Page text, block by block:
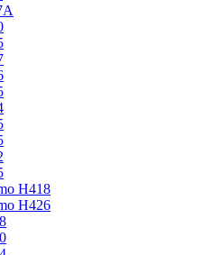
H418
H426